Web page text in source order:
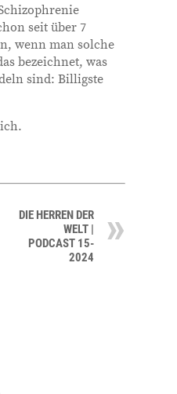
seit über 7
wenn man solche
bezeichnet, was
sind: Billigste
DIE HERREN DER
WELT |
PODCAST 15-
2024